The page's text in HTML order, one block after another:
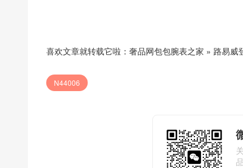
喜欢文章就转载它啦： 奢品网包包腕表之家 » 路易威
N44006